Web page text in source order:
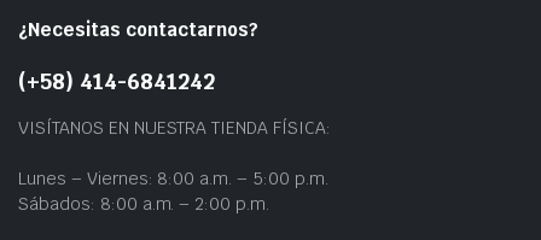
¿Necesitas contactarnos?
(+58) 414-6841242
VISÍTANOS EN NUESTRA TIENDA FÍSICA:
Lunes – Viernes: 8:00 a.m. – 5:00 p.m.
Sábados: 8:00 a.m. – 2:00 p.m.